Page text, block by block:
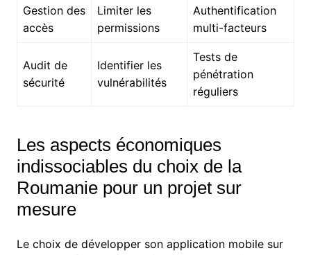
Gestion des
accès
Limiter les
permissions
Authentification
multi-facteurs
Audit de
sécurité
Identifier les
vulnérabilités
Tests de
pénétration
réguliers
Les aspects économiques
indissociables du choix de la
Roumanie pour un projet sur
mesure
Le choix de développer son application mobile sur